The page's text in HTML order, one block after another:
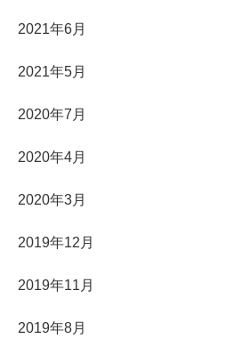
2021年6月
2021年5月
2020年7月
2020年4月
2020年3月
2019年12月
2019年11月
2019年8月